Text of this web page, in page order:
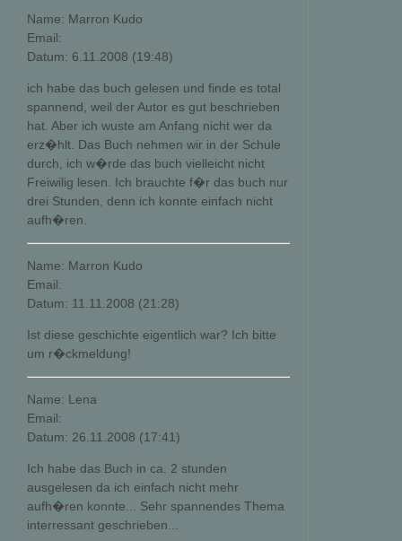
Name: Marron Kudo
Email:
Datum: 6.11.2008 (19:48)
ich habe das buch gelesen und finde es total
spannend, weil der Autor es gut beschrieben
hat. Aber ich wuste am Anfang nicht wer da
erz�hlt. Das Buch nehmen wir in der Schule
durch, ich w�rde das buch vielleicht nicht
Freiwilig lesen. Ich brauchte f�r das buch nur
drei Stunden, denn ich konnte einfach nicht
aufh�ren.
Name: Marron Kudo
Email:
Datum: 11.11.2008 (21:28)
Ist diese geschichte eigentlich war? Ich bitte
um r�ckmeldung!
Name: Lena
Email:
Datum: 26.11.2008 (17:41)
Ich habe das Buch in ca. 2 stunden
ausgelesen da ich einfach nicht mehr
aufh�ren konnte... Sehr spannendes Thema
interressant geschrieben...